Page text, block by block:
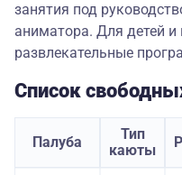
занятия под
аниматора. Для детей и
развлекательные
Список
Палуба
Тип
каюты